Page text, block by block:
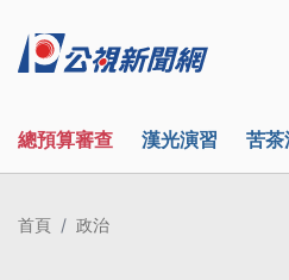
總預算審查 漢光演習 苦茶
首頁 政治